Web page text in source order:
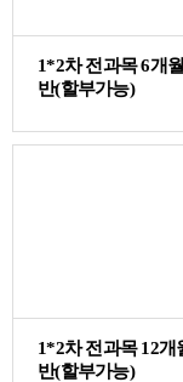
16. [경제학][기
66분
19. [경제학][기
85분
1*2차 전과목 6개
반(할부가능)
1*2차 전과목 12개
반(할부가능)